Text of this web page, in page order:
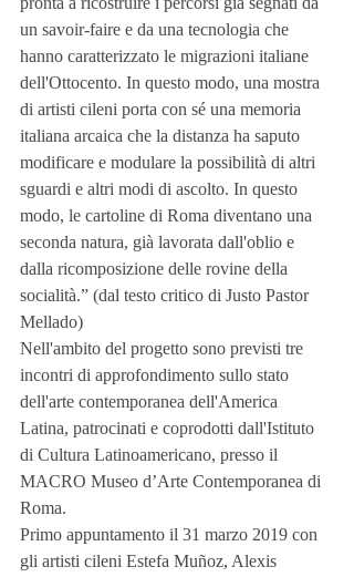
un savoir-faire e da una tecnologia che
hanno caratterizzato le migrazioni italiane
dell'Ottocento. In questo modo, una mostra
di artisti cileni porta con sé una memoria
italiana arcaica che la distanza ha saputo
modificare e modulare la possibilità di altri
sguardi e altri modi di ascolto. In questo
modo, le cartoline di Roma diventano una
seconda natura, già lavorata dall'oblio e
dalla ricomposizione delle rovine della
socialità.” (dal testo critico di Justo Pastor
Mellado)
Nell'ambito del progetto sono previsti tre
incontri di approfondimento sullo stato
dell'arte contemporanea dell'America
Latina, patrocinati e coprodotti dall'Istituto
di Cultura Latinoamericano, presso il
MACRO Museo d’Arte Contemporanea di
Roma.
Primo appuntamento il 31 marzo 2019 con
gli artisti cileni Estefa Muñoz, Alexis